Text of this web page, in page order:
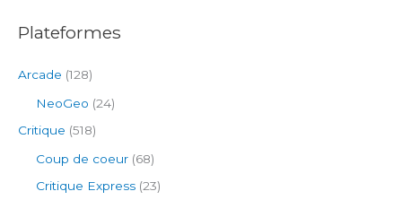
Plateformes
Arcade (128)
NeoGeo (24)
Critique (518)
Coup de coeur (68)
Critique Express (23)